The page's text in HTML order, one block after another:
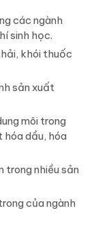
các ngành
sinh học.
khói thuốc
sản xuất
môi trong
hóa dầu, hóa
nhiều sản
của ngành